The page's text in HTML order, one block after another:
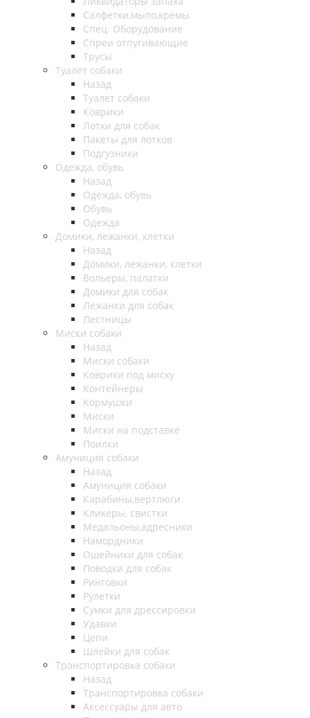
Салфетки,мыло,кремы
Спец. Оборудование
Спреи отпугивающие
Трусы
Туалет собаки
Назад
Туалет собаки
Коврики
Лотки для собак
Пакеты для лотков
Подгузники
Одежда, обувь
Назад
Одежда, обувь
Обувь
Одежда
Домики, лежанки, клетки
Назад
Домики, лежанки, клетки
Вольеры, палатки
Домики для собак
Лежанки для собак
Лестницы
Миски собаки
Назад
Миски собаки
Коврики под миску
Контейнеры
Кормушки
Миски
Миски на подставке
Поилки
Амуниция собаки
Назад
Амуниция собаки
Карабины,вертлюги
Кликеры, свистки
Медальоны,адресники
Намордники
Ошейники для собак
Поводки для собак
Ринговки
Рулетки
Сумки для дрессировки
Удавки
Цепи
Шлейки для собак
Транспортировка собаки
Назад
Транспортировка собаки
Аксессуары для авто